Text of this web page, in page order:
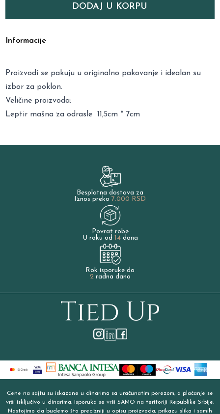
DODAJ U KORPU
Informacije
Proizvodi se pakuju u originalno pakovanje i idealan su
izbor za poklon.
Veličine proizvoda:
Leptir mašna za odrasle 11,5cm * 7cm
Besplatna dostava za
Iznos preko 7.000 RSD
Povrat robe
U roku od 14dana
Rok isporuke do
2radna dana
Cene na sajtu su iskazane u dinarima sa uračunatim porezom, a plaćanje se
vrši isključivo u dinarima. Isporuka se vrši SAMO na teritoriji Republike Srbije.
Nastojimo da budemo što precizniji u opisu proizvoda, prikazu slika i samih